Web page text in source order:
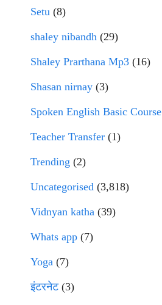
Setu (8)
shaley nibandh (29)
Shaley Prarthana Mp3 (16)
Shasan nirnay (3)
Spoken English Basic Course
Teacher Transfer (1)
Trending (2)
Uncategorised (3,818)
Vidnyan katha (39)
Whats app (7)
Yoga (7)
इंटरनेट(3)